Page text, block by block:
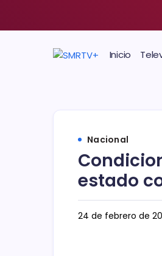
Inicio
Nacional
estado
24 de febrero de